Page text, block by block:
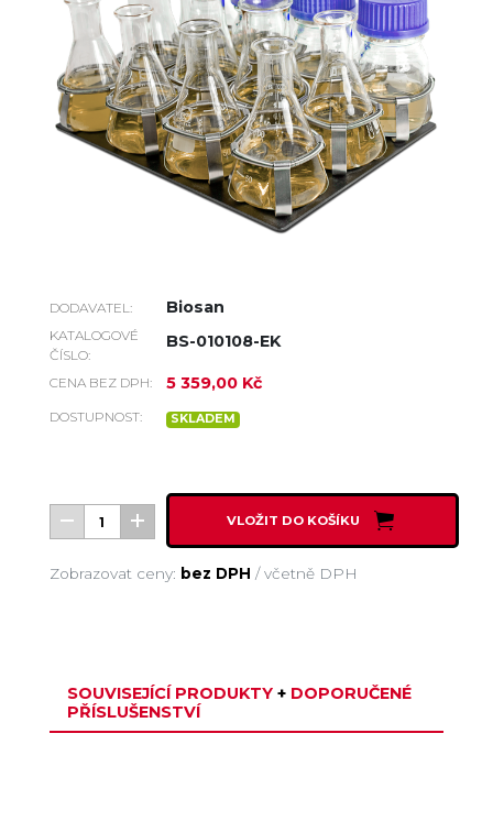
DODAVATEL: Biosan
KATALOGOVÉ
ČÍSLO:
BS-010108-EK
CENA BEZ DPH: 5 359,00 Kč
DOSTUPNOST: SKLADEM
VLOŽIT DO KOŠÍKU
Zobrazovat ceny: bez DPH /včetně DPH
SOUVISEJÍCÍ PRODUKTY +DOPORUČENÉ
PŘÍSLUŠENSTVÍ